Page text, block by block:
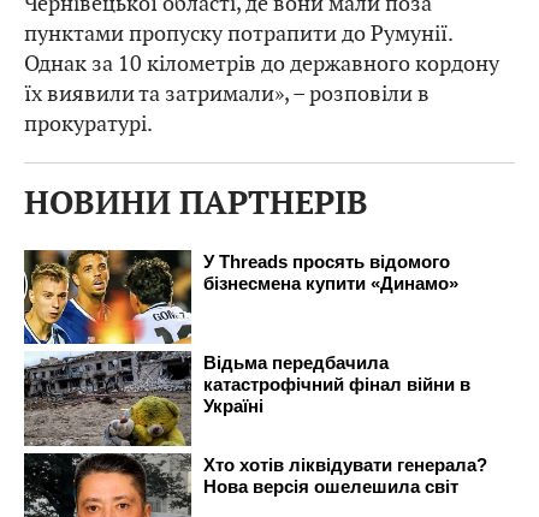
пунктами пропуску потрапити до Румунії.
Однак за 10 кілометрів до державного кордону
їх виявили та затримали», – розповіли в
прокуратурі.
НОВИНИ ПАРТНЕРІВ